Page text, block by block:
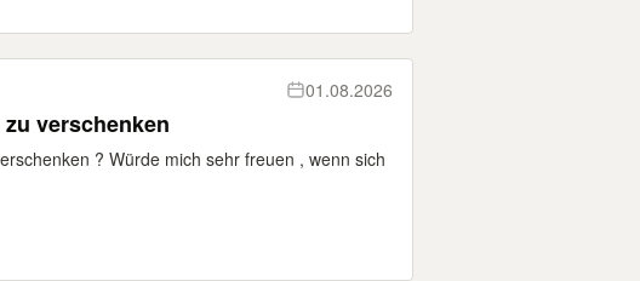
01.08.2026
verschenken
? Würde mich sehr freuen , wenn sich